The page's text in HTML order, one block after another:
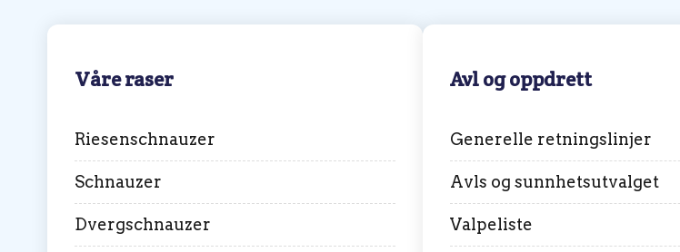
Våre raser
Riesenschnauzer
Schnauzer
Dvergschnauzer
Avl og oppdrett
Generelle retningslinjer
Avls og sunnhetsutvalget
Valpeliste